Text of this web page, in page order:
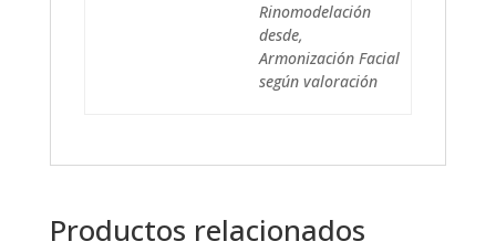
Rinomodelación
desde,
Armonización Facial
según valoración
Productos relacionados